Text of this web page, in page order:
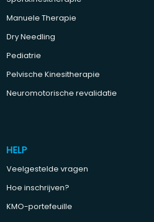
Manuele Therapie
Dry Needling
Pediatrie
Pelvische Kinesitherapie
Neuromotorische revalidatie
HELP
Veelgestelde vragen
Hoe inschrijven?
KMO-portefeuille